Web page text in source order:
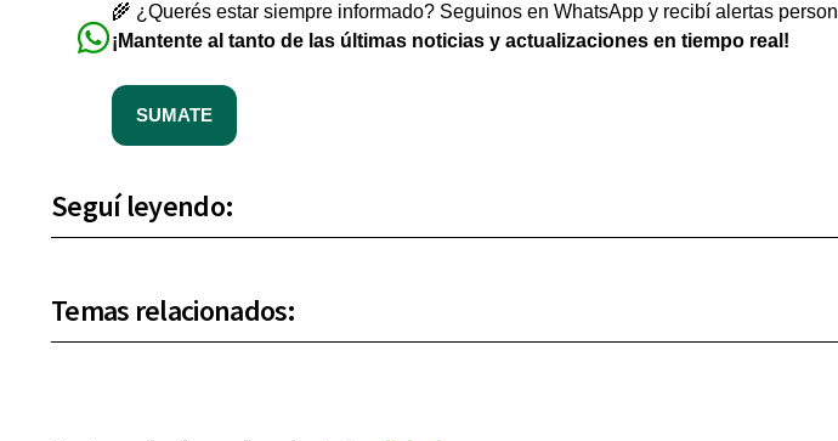
🌾 ¿Querés estar siempre informado? Seguinos en WhatsApp y recibí alertas
¡Mantente al tanto de las últimas noticias y actualizaciones en tiempo real!
SUMATE
Seguí leyendo:
Temas relacionados: